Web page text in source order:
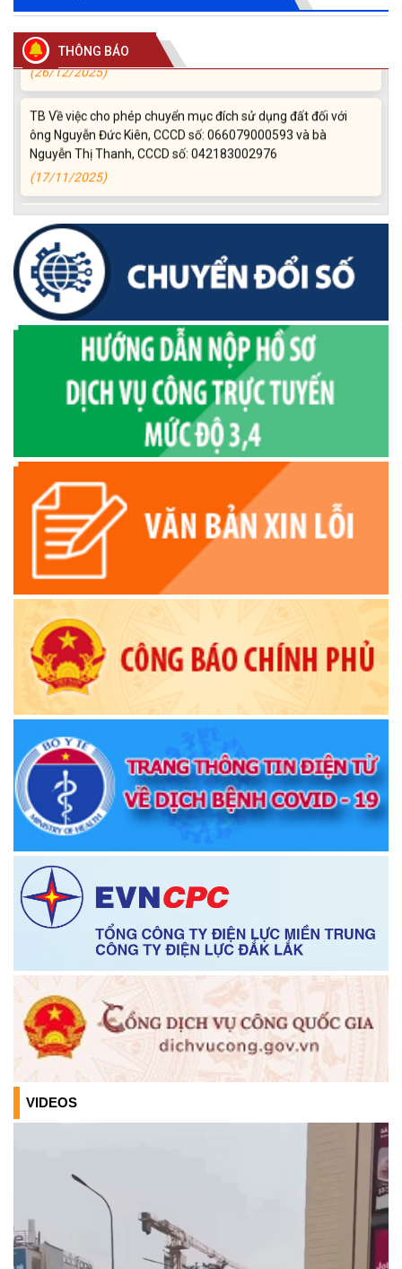
THÔNG BÁO
Thông báo về việc bán thanh lý tài sản bị hư hỏng, hết khấu
(26/12/2025)
TB Về việc cho phép chuyển mục đích sử dụng đất đối với
ông Nguyễn Đức Kiên, CCCD số: 066079000593 và bà
Nguyễn Thị Thanh, CCCD số: 042183002976
(17/11/2025)
Niêm yết công khai về việc mất Giấy chứng nhận quyền sử
dụng đất, đối với ông Nguyễn Văn Viên (đại diện ông Nguyễn
Văn Hùng), địa chỉ thường trú tại: Thôn 3 Quảng Điền, xã
Krông Ana, tỉnh Đắk Lắk
(11/11/2025)
TB Về việc cho phép chuyển mục đích sử dụng đất đối với
ông Hoàng Nhất, CCCD số: 046066000890 và bà Đặng Thị
Quý, CCCD số: 046172001077
(04/11/2025)
QĐ về công khai Dự toán ngân sách
Thông báo về việc đổi tên thôn, buôn, tổ dân phố trên địa
bàn xã Krông Ana, tỉnh Đắk Lắk
(17/10/2025)
Thông báo Quy chế làm việc của Thường trực HĐND, các
Ban HĐND,Tổ HĐND xã
(15/10/2025)
Quyết định về việc thu hồi và hủy bỏ quyết định tuyển dụng
viên chức vào làm việc trong các đơn vị sự nghiệp công lập
trực thuộc UBND huyện Krông Ana năm 2023
Thông báo về việc niêm yết danh sách chính thức những
người ứng cử đại biểu Quốc hội khóa XVI và đại biểu Hội
đồng nhân dân các cấp, nhiệm kỳ 2026-2031
(26/02/2026)
Thông báo chuyển trụ sở làm việc Trung tâm phục vụ hành
chính công xã Krông Ana
(05/01/2026)
hao không sử dụng được theo hình thức bán chỉ định
(26/12/2025)
TB Về việc cho phép chuyển mục đích sử dụng đất đối với
ông Nguyễn Đức Kiên, CCCD số: 066079000593 và bà
Niêm yết công khai về việc mất Giấy chứng nhận quyền sử
dụng đất, đối với ông Nguyễn Văn Viên (đại diện ông Nguyễn
Văn Hùng), địa chỉ thường trú tại: Thôn 3 Quảng Điền, xã
Krông Ana, tỉnh Đắk Lắk
(11/11/2025)
VIDEOS